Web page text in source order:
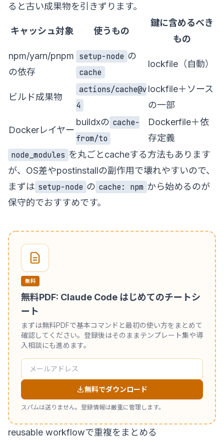
ると古い成果物を引きずります。
キャッシュ対象 使うもの
鍵に含めるべき
もの
npm/yarn/pnpm
の依存
setup-node の
cache
lockfile（自動）
ビルド成果物
actions/cache@v
4
lockfile＋ソース
の一部
Dockerレイヤー
buildxの cache-
from/to
Dockerfile＋依
存定義
node_modules を丸ごとcacheする方法もあります
が、OS差やpostinstallの副作用で壊れやすいので、
まずは setup-node の cache: npm から始めるのが
保守的でおすすめです。
無料
無料PDF: Claude Code はじめてのチートシ
ート
まずは無料PDFで基本コマンドと最初の使い方をまとめて
確認してください。登録後はそのままテンプレート集や導
入相談にも進めます。
無料でダウンロード
スパムは送りません。登録情報は厳重に管理します。
reusable workflowで重複をまとめる